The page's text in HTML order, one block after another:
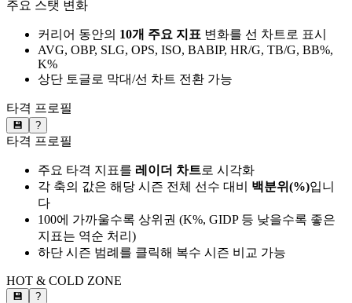
주요 스탯 변화
커리어 동안의 10개 주요 지표 변화를 선 차트로 표시
AVG, OBP, SLG, OPS, ISO, BABIP, HR/G, TB/G, BB%,
K%
상단 토글로 막대/선 차트 전환 가능
타격 프로필
💾 ?
타격 프로필
주요 타격 지표를 레이더 차트로 시각화
각 축의 값은 해당 시즌 전체 선수 대비 백분위(%)입니
다
100에 가까울수록 상위권 (K%, GIDP 등 낮을수록 좋은
지표는 역순 처리)
하단 시즌 범례를 클릭해 복수 시즌 비교 가능
HOT & COLD ZONE
💾 ?